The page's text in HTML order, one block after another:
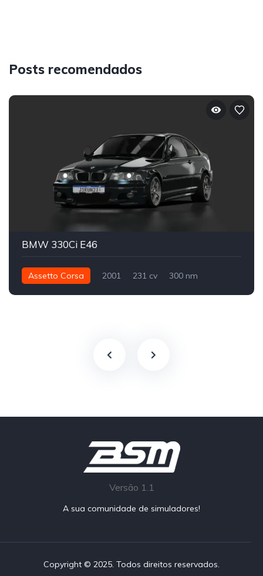
Posts recomendados
BMW 330Ci E46
Assetto Corsa 2001 231 cv
300 nm
Versão 1.1
A sua comunidade de simuladores!
Copyright © 2025. Todos direitos reservados.